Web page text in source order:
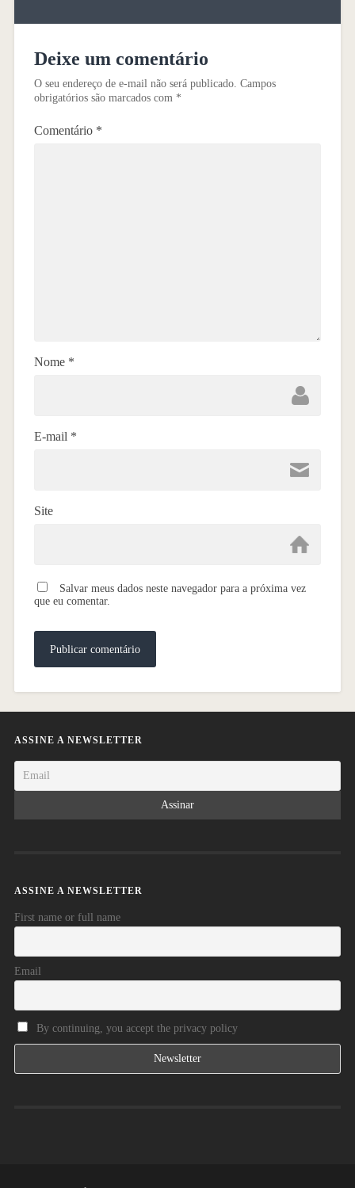
Deixe um comentário
O seu endereço de e-mail não será publicado. Campos
obrigatórios são marcados com *
Comentário *
Nome *
E-mail *
Site
Salvar meus dados neste navegador para a próxima vez
que eu comentar.
ASSINE A NEWSLETTER
ASSINE A NEWSLETTER
First name or full name
Email
By continuing, you accept the privacy policy